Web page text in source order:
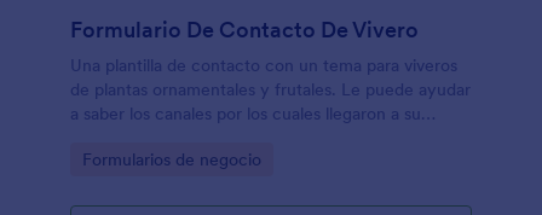
Formulario De Contacto De Vivero
Una plantilla de contacto con un tema para viveros
de plantas ornamentales y frutales. Le puede ayudar
a saber los canales por los cuales llegaron a su
sus clientes por preferencias web.
Go to Category:
Formularios de negocio